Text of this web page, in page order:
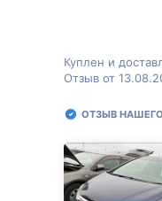
Куплен и
Отзыв от
ОТЗЫВ